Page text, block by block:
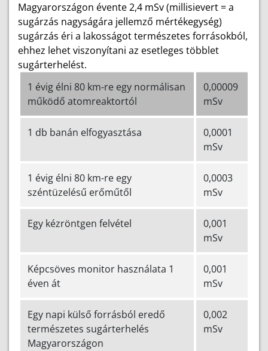
Magyarországon évente 2,4 mSv (millisievert = a
sugárzás nagyságára jellemző mértékegység)
sugárzás éri a lakosságot természetes forrásokból,
ehhez lehet viszonyítani az esetleges többlet
sugárterhelést.
1 évig élni 80 km-re egy normálisan
működő atomreaktortól
0,00009
mSv
1 db banán elfogyasztása
0,0001
mSv
1 évig élni 80 km-re egy
széntüzelésű erőműtől
0,0003
mSv
Egy kézröntgen felvétel
0,001
mSv
Képcsöves monitor használata 1
éven át
0,001
mSv
Egy napi külső forrásból eredő
természetes sugárterhelés
Magyarországon
0,002
mSv